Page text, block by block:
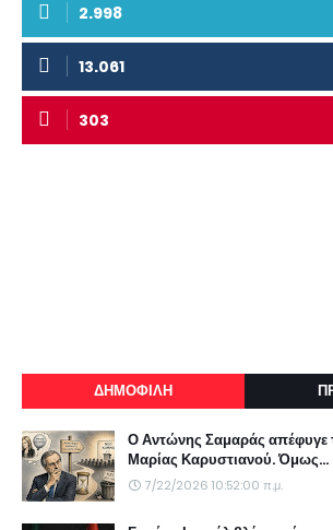
2.998
13.061
303
ΔΗΜΟΦΙΛΗ
Ο Αντώνης Σαμαράς απέφυγε
Μαρίας Καρυστιανού. Όμως...
7/22/2026 10:52:00 π.μ.